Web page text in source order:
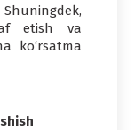
etish va
ko‘rsatma